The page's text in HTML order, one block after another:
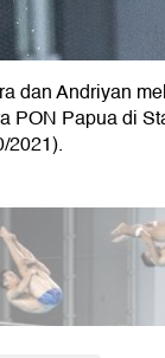
dan Andriyan
PON Papua di
2021).